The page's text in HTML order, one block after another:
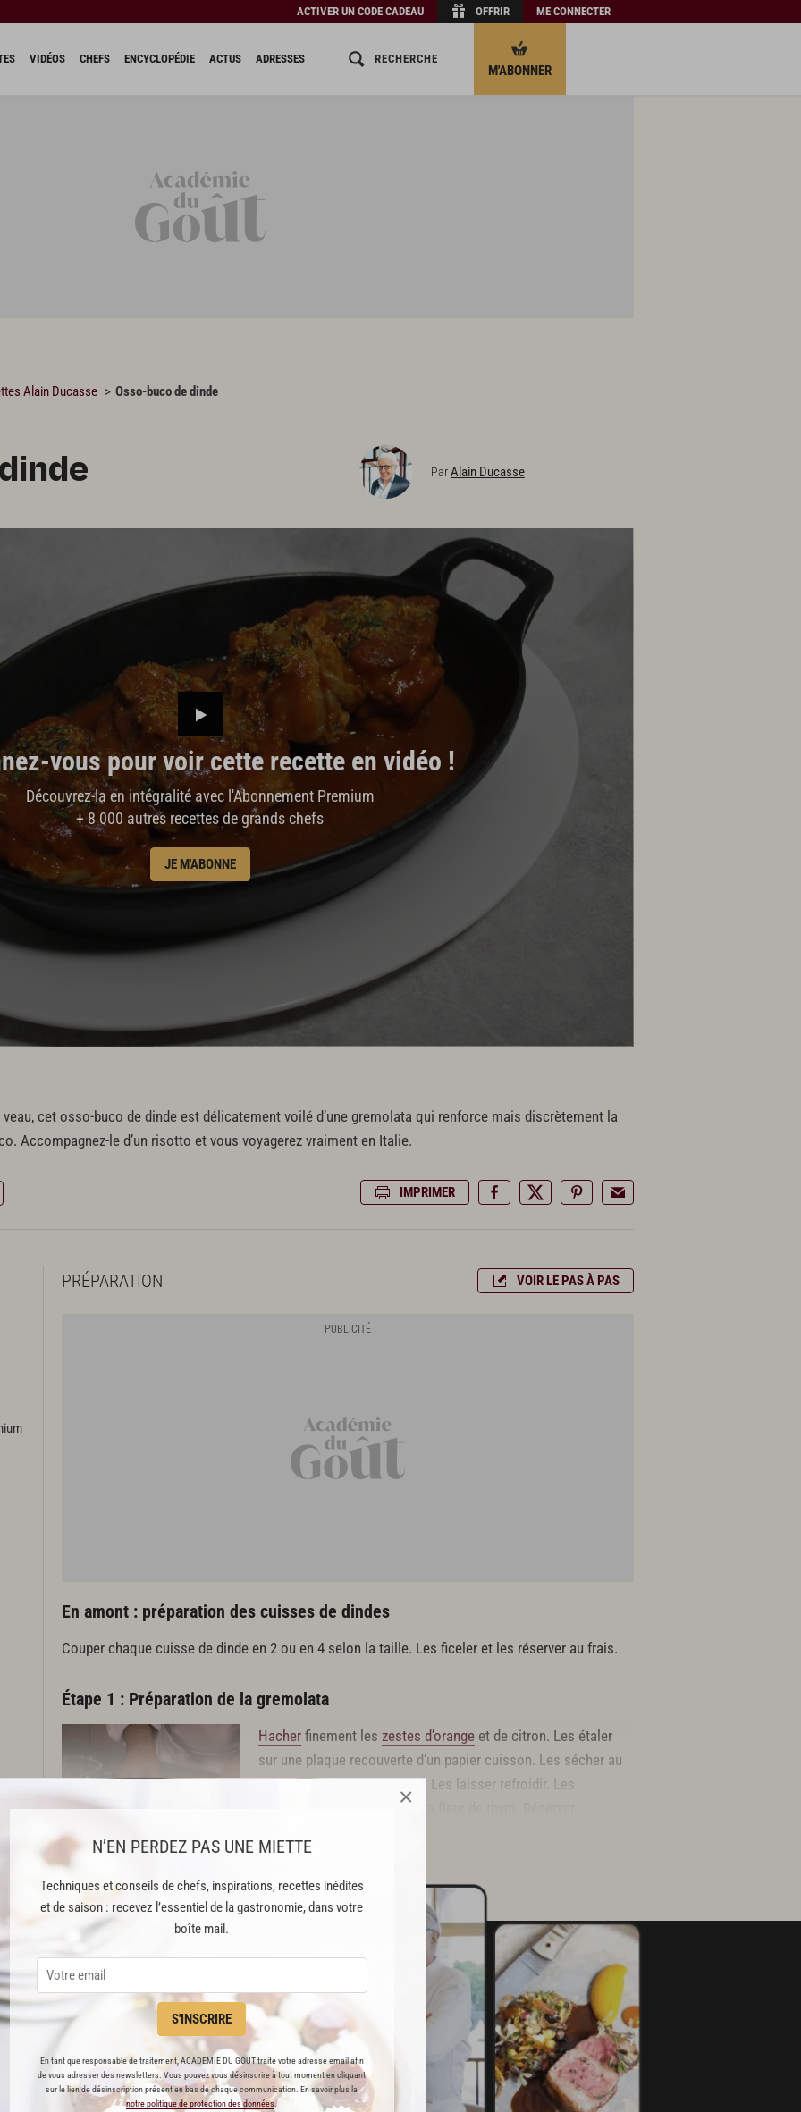
N’EN PERDEZ PAS UNE MIETTE
Techniques et conseils de chefs, inspirations, recettes inédites
et de saison : recevez l’essentiel de la gastronomie, dans votre
boîte mail.
S'INSCRIRE
En tant que responsable de traitement, ACADEMIE DU GOUT traite votre adresse email afin
de vous adresser des newsletters. Vous pouvez vous désinscrire à tout moment en cliquant
sur le lien de désinscription présent en bas de chaque communication. En savoir plus la
notre politique de protection des données.
×
ACTIVER UN CODE CADEAU OFFRIR ME CONNECTER
VIDÉOS CHEFS ENCYCLOPÉDIE ACTUS ADRESSES RECHERCHE
M'ABONNER
Alain Ducasse Osso-buco de dinde
ParAlain Ducasse
vous pour voir cette recette en vidéo !
Découvrez-la en intégralité avec l'Abonnement Premium
+ 8 000 autres recettes de grands chefs
JE M'ABONNE
cet osso-buco de dinde est délicatement voilé d’une gremolata qui renforce mais discrètement la
Accompagnez-le d’un risotto et vous voyagerez vraiment en Italie.
IMPRIMER
PRÉPARATION VOIR LE PAS À PAS
En amont : préparation des cuisses de dindes
Couper chaque cuisse de dinde en 2 ou en 4 selon la taille. Les ficeler et les réserver au frais.
Étape 1 : Préparation de la gremolata
Hacherfinement les zestes d’orangeet de citron. Les étaler
sur une plaque recouverte d’un papier cuisson. Les sécher au
four à 80°C pendant 1 heure. Les laisser refroidir. Les
mélanger au parmesan et à la fleur de thym. Réserver.
Cette recette est réservée aux abonnés Premium
PREMIUM
ACCESSIBLE !